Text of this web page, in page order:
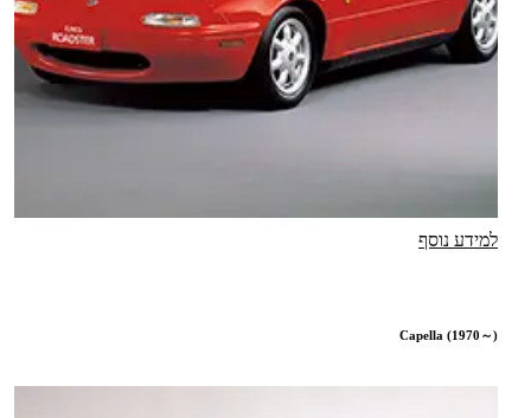
למידע נוסף
Capella (1970～)